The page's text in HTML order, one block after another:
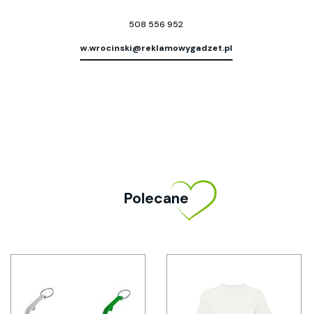
508 556 952
w.wrocinski@reklamowygadzet.pl
Polecane